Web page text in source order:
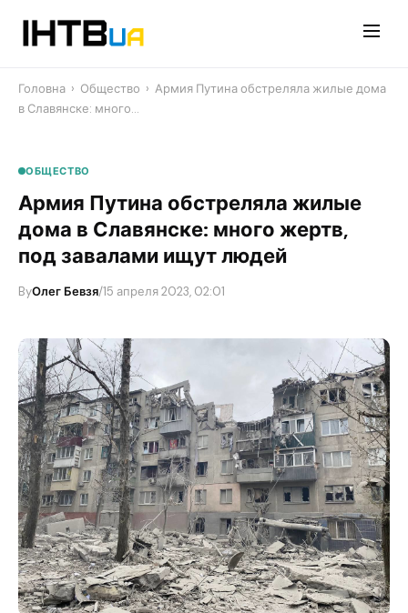
Головна › Общество › Армия Путина обстреляла жилые дома
в Славянске: много…
ОБЩЕСТВО
Армия Путина обстреляла жилые
дома в Славянске: много жертв,
под завалами ищут людей
ByОлег Бевзя/15 апреля 2023, 02:01